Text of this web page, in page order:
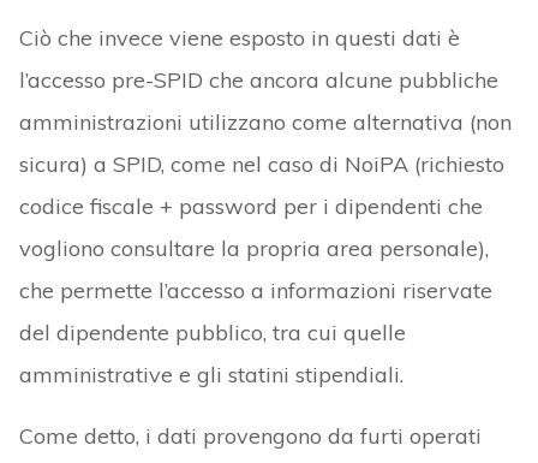
Ciò che invece viene esposto in questi dati è
l’accesso pre-SPID che ancora alcune pubbliche
amministrazioni utilizzano come alternativa (non
sicura) a SPID, come nel caso di NoiPA (richiesto
codice fiscale + password per i dipendenti che
vogliono consultare la propria area personale),
che permette l’accesso a informazioni riservate
del dipendente pubblico, tra cui quelle
amministrative e gli statini stipendiali.
Come detto, i dati provengono da furti operati